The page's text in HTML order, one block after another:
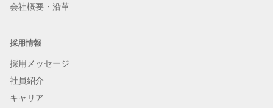
会社概要・沿革
採用情報
採用メッセージ
社員紹介
キャリア